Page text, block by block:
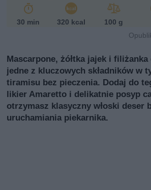
30 min 320 kcal 100 g
Mascarpone, żółtka jajek i
jedne z kluczowych składników w
tiramisu bez pieczenia. Dodaj do
likier Amaretto i delikatnie posyp
otrzymasz klasyczny włoski deser
uruchamiania piekarnika.